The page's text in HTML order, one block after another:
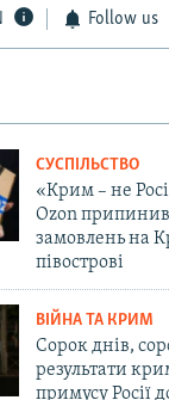
Follow us
СУСПІЛЬСТВО
«Крим – не
Ozon
замовлень на
півострові
ВІЙНА ТА КРИМ
Сорок днів,
результати
примусу Росії